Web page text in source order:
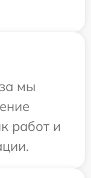
мы
работ и